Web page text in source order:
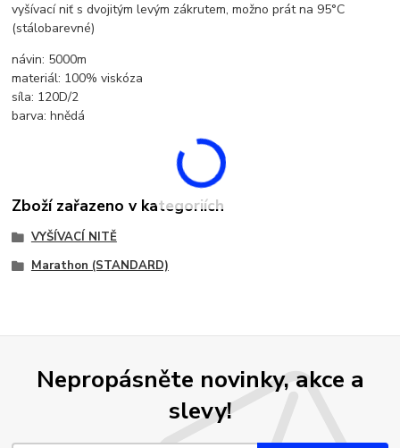
vyšívací niť s dvojitým levým zákrutem, možno prát na 95°C
(stálobarevné)
návin: 5000m
materiál: 100% viskóza
síla: 120D/2
barva: hnědá
Zboží zařazeno v kategoriích
VYŠÍVACÍ NITĚ
Marathon (STANDARD)
Nepropásněte novinky, akce a
slevy!